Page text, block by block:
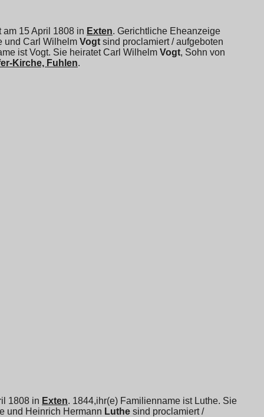
15 April 1808 in Exten. Gerichtliche Eheanzeige
und Carl Wilhelm Vogt sind proclamiert / aufgeboten
ist Vogt. Sie heiratetCarl Wilhelm Vogt, Sohn von
Kirche, Fuhlen.
1808 in Exten. 1844,ihr(e) Familienname ist Luthe. Sie
und Heinrich Hermann Luthe sind proclamiert /